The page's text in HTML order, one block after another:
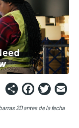
Share
2D antes de la fecha